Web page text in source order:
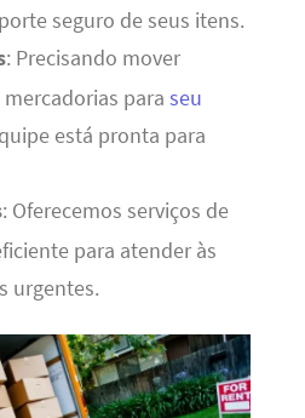
seguro de seus itens.
: Precisando mover
para seu
está pronta para
: Oferecemos serviços de
para atender às
urgentes.